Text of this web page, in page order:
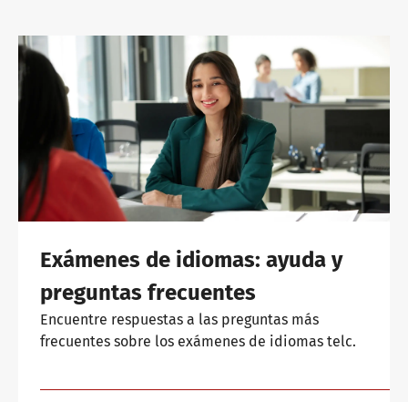
Exámenes de idiomas: ayuda y
preguntas frecuentes
Encuentre respuestas a las preguntas más
frecuentes sobre los exámenes de idiomas telc.